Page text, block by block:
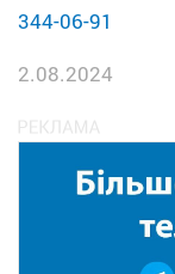
344-06-91
2.08.2024